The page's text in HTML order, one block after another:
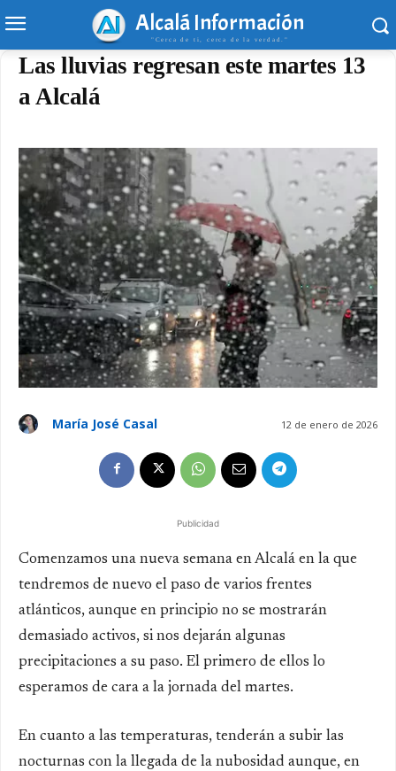
Alcalá Información
"Cerca de ti, cerca de la verdad."
Las lluvias regresan este martes 13
a Alcalá
12 de enero de 2026
María José Casal
Publicidad
Comenzamos una nueva semana en Alcalá en la que
tendremos de nuevo el paso de varios frentes
atlánticos, aunque en principio no se mostrarán
demasiado activos, si nos dejarán algunas
precipitaciones a su paso. El primero de ellos lo
esperamos de cara a la jornada del martes.
En cuanto a las temperaturas, tenderán a subir las
nocturnas con la llegada de la nubosidad aunque, en